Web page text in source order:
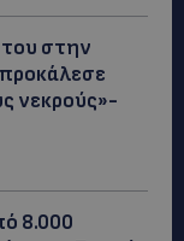
στην
νεκρούς»-
8.000